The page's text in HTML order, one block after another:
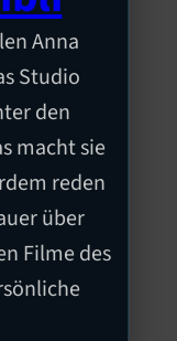
Anna
Studio
den
macht sie
reden
über
Filme des